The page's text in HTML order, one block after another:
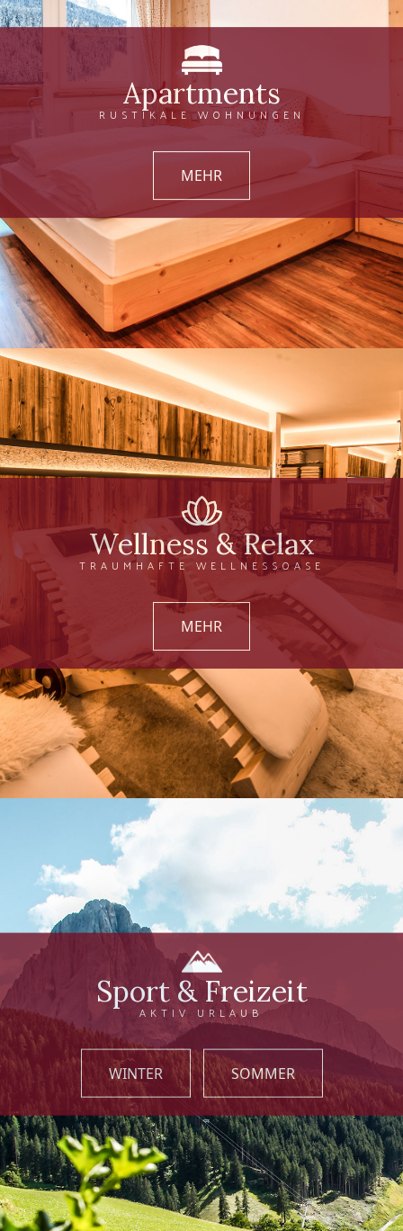
Apartments
RUSTIKALE WOHNUNGEN
MEHR
Wellness & Relax
TRAUMHAFTE WELLNESSOASE
MEHR
Sport & Freizeit
AKTIV URLAUB
WINTER SOMMER